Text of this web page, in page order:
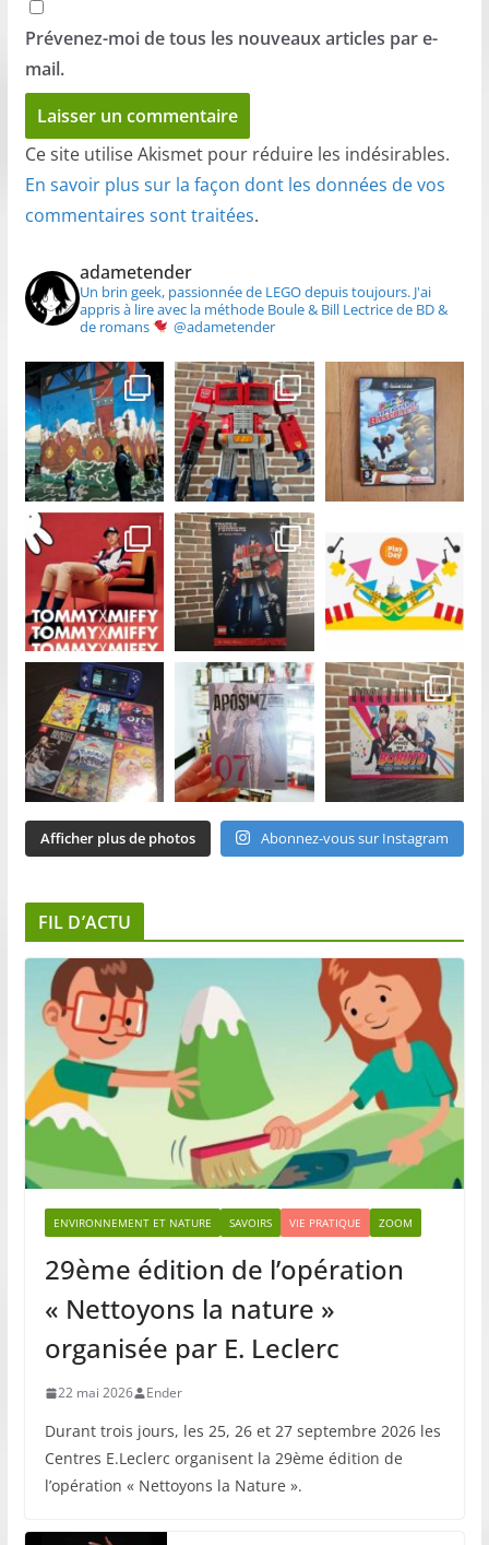
Prévenez-moi de tous les nouveaux articles par e-
mail.
Ce site utilise Akismet pour réduire les indésirables.
En savoir plus sur la façon dont les données de vos
commentaires sont traitées.
adametender
Un brin geek, passionnée de LEGO depuis toujours.J'ai
appris à lire avec la méthode Boule & Bill Lectrice de BD &
de romans
@adametender
Afficher plus de photos Abonnez-vous sur Instagram
FIL D’ACTU
ENVIRONNEMENT ET NATURE SAVOIRS VIE PRATIQUE ZOOM
29ème édition de l’opération
« Nettoyons la nature »
organisée par E. Leclerc
22 mai 2026 Ender
Durant trois jours, les 25, 26 et 27 septembre 2026 les
Centres E.Leclerc organisent la 29ème édition de
l’opération « Nettoyons la Nature ».